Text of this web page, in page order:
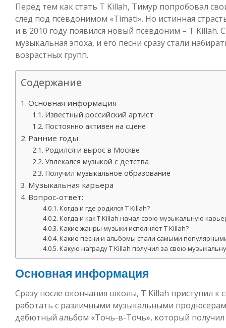
Перед тем как стать T Killah, Тимур попробовал
след под псевдонимом «Timati». Но истинная
и в 2010 году появился новый псевдоним – T Killah.
музыкальная эпоха, и его песни сразу стали
возрастных групп.
Содержание
Основная информация
Известный российский артист
Постоянно активен на сцене
Ранние годы
Родился и вырос в Москве
Увлекался музыкой с детства
Получил музыкальное образование
Музыкальная карьера
Вопрос-ответ:
Когда и где родился T Killah?
Когда и как T Killah начал свою музыкальную
Какие жанры музыки исполняет T Killah?
Какие песни и альбомы стали самыми
Какую награду T Killah получил за свою
Основная информация
Сразу после окончания школы, T Killah приступил к
работать с различными музыкальными
дебютный альбом «Точь-в-Точь», который